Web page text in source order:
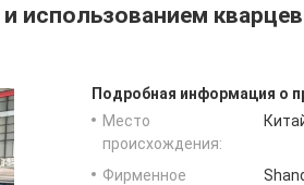
использованием
Подробная информация о
Место
происхождения:
Фирменное